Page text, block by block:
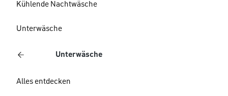
Kühlende Nachtwäsche
Unterwäsche
Unterwäsche
Alles entdecken